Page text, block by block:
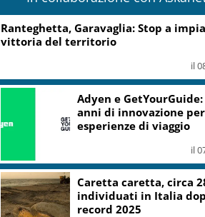
Ranteghetta, Garavaglia: Stop a
vittoria del territorio
il
Adyen e GetYourGuide:
anni di innovazione
esperienze di viaggio
il
Caretta caretta, circa
individuati in Italia
record 2025